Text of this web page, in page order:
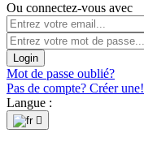
Ou connectez-vous avec
Login
Mot de passe oublié?
Pas de compte? Créer une!
Langue :
